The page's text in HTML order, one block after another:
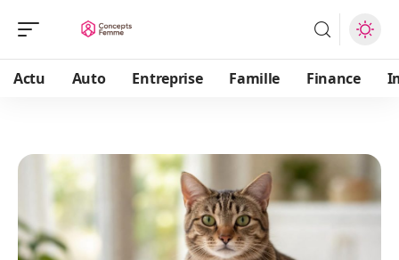
Actu Auto Entreprise Famille Finance